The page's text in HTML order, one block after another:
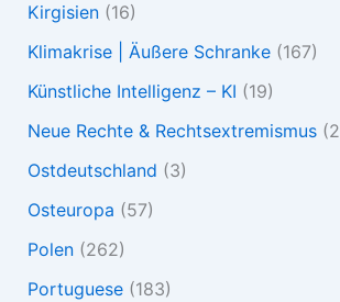
Kirgisien(16)
Klimakrise | Äußere Schranke(167)
Künstliche Intelligenz – KI (19)
Neue Rechte & Rechtsextremismus
Ostdeutschland (3)
Osteuropa (57)
Polen(262)
Portuguese(183)